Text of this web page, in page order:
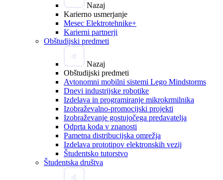
Nazaj
Karierno usmerjanje
Mesec Elektrotehnike+
Karierni partnerji
Obštudijski predmeti
Nazaj
Obštudijski predmeti
Avtonomni mobilni sistemi Lego Mindstorms
Dnevi industrijske robotike
Izdelava in programiranje mikrokrmilnika
Izobraževalno-promocijski projekti
Izobraževanje gostujočega predavatelja
Odprta koda v znanosti
Pametna distribucijska omrežja
Izdelava prototipov elektronskih vezij
Študentsko tutorstvo
Študentska društva